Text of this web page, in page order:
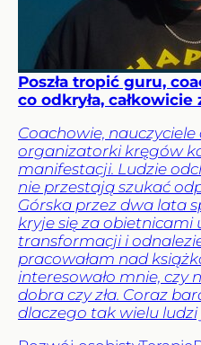
Poszła tropić guru,
co odkryła,
Coachowie, nauczyciele
organizatorki kręgów
manifestacji. Ludzie
nie przestają szukać
Górska przez dwa lata
kryje się za obietnicami
transformacji i
pracowałam nad
interesowało mnie, czy
dobra czy zła. Coraz
dlaczego tak wielu ludzi